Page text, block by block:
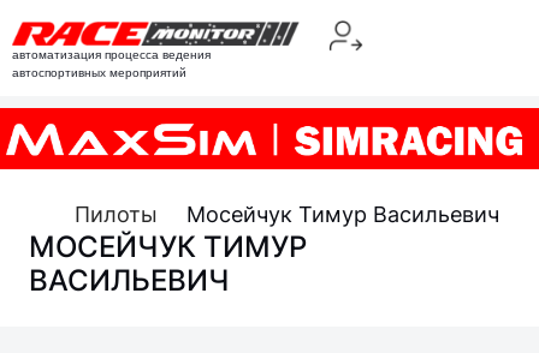
автоматизация процесса ведения
автоспортивных мероприятий
Пилоты Мосейчук Тимур Васильевич
МОСЕЙЧУК ТИМУР
ВАСИЛЬЕВИЧ